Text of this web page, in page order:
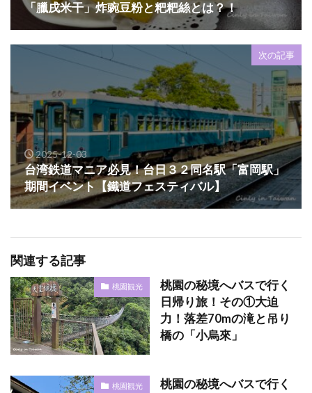
「臘戌米干」炸豌豆粉と粑粑絲とは？！
次の記事
2025-12-03
台湾鉄道マニア必見！台日３２同名駅「富岡駅」
期間イベント【鐵道フェスティバル】
関連する記事
桃園観光
桃園の秘境へバスで行く
日帰り旅！その①大迫
力！落差70mの滝と吊り
橋の「小烏來」
桃園観光
桃園の秘境へバスで行く